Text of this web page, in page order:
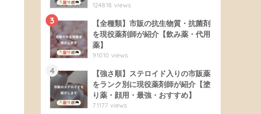
124818 views
3
【全種類】市販の抗生物質・抗菌剤
を現役薬剤師が紹介【飲み薬・代用
薬】
91010 views
4
【強さ順】ステロイド入りの市販薬
をランク別に現役薬剤師が紹介【塗
り薬・顔用・最強・おすすめ】
71177 views